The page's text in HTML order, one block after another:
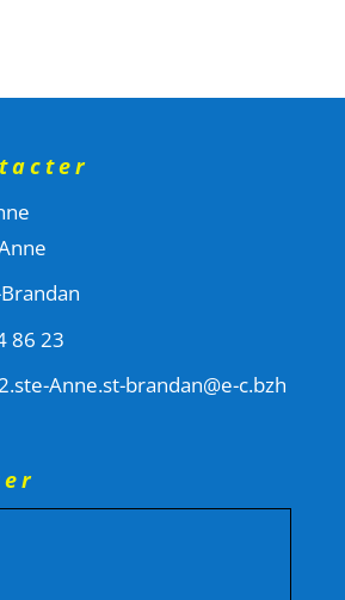
86 23
Anne.st-brandan@e-c.bzh